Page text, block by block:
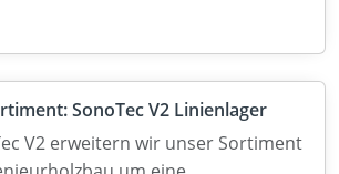
SonoTec V2 Linienlager
V2 erweitern wir unser Sortiment